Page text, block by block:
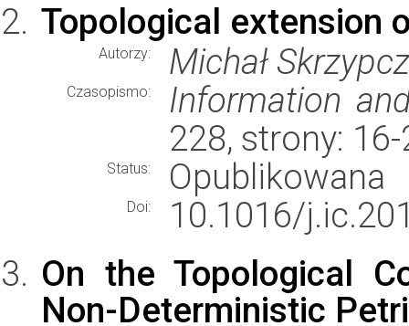
Topological extension
Autorzy: Michał
Czasopismo:
Information
228, strony:
Status: Opublikowana
Doi:
10.1016/
On the Topological
Non-Deterministic